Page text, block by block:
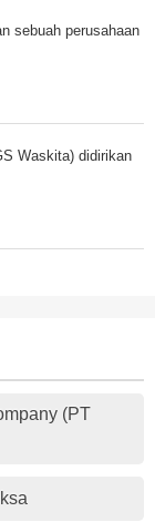
sebuah perusahaan
Waskita) didirikan
(PT